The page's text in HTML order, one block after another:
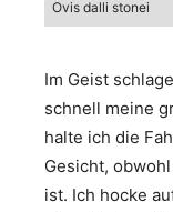
Ovis dalli stonei
Im Geist
schnell meine
halte ich die
Gesicht,
ist. Ich hocke